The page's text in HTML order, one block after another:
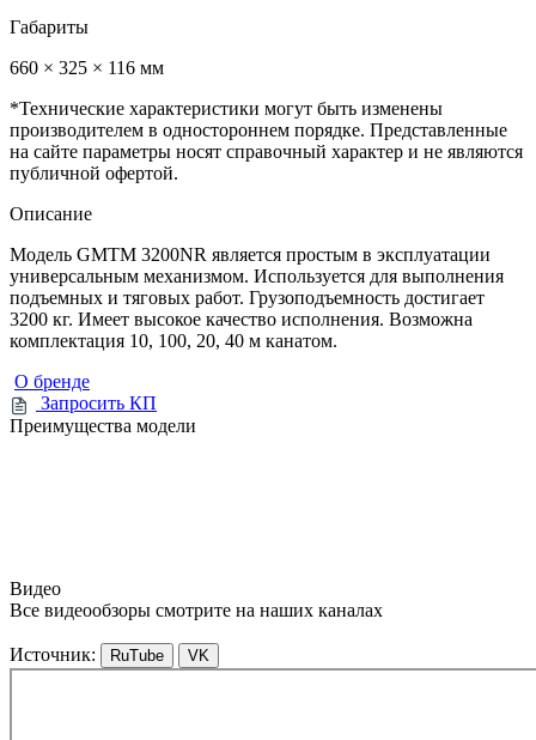
Габариты
660 × 325 × 116 мм
*Технические характеристики могут быть изменены
производителем в одностороннем порядке. Представленные
на сайте параметры носят справочный характер и не являются
публичной офертой.
Описание
Модель GMTM 3200NR является простым в эксплуатации
универсальным механизмом. Используется для выполнения
подъемных и тяговых работ. Грузоподъемность достигает
3200 кг. Имеет высокое качество исполнения. Возможна
комплектация 10, 100, 20, 40 м канатом.
О бренде
Запросить КП
Преимущества модели
Видео
Все видеообзоры смотрите на наших каналах
Источник: RuTube VK